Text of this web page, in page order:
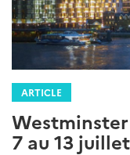
ARTICLE
7 au 13